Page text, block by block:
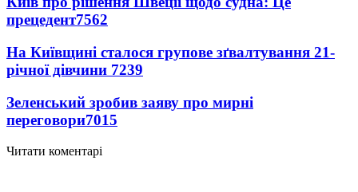
прецедент7562
На Київщині сталося групове зґвалтування 21-
річної дівчини 7239
Зеленський зробив заяву про мирні
переговори7015
Читати коментарі